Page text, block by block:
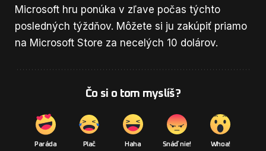
Microsoft hru ponúka v zľave počas týchto
posledných týždňov. Môžete si ju zakúpiť priamo
na Microsoft Store za necelých 10 dolárov.
Čo si o tom myslíš?
Paráda Plač Haha Snáď nie! Whoa!